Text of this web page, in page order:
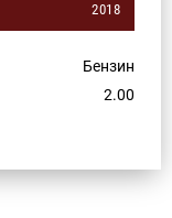
2018
Бензин
2.00